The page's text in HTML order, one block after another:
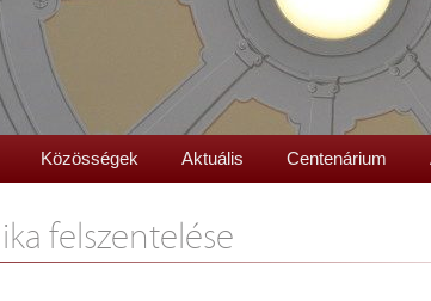
Közösségek Aktuális Centenárium
felszentelése